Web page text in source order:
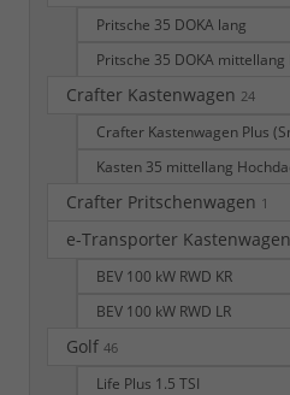
Pritsche 35 DOKA lang
Pritsche 35 DOKA mittellang
Crafter Kastenwagen 24
Crafter Kastenwagen Plus
Kasten 35 mittellang
Crafter Pritschenwagen 1
e-Transporter Kastenwagen
BEV 100 kW RWD KR
BEV 100 kW RWD LR
Golf 46
Life Plus 1.5 TSI